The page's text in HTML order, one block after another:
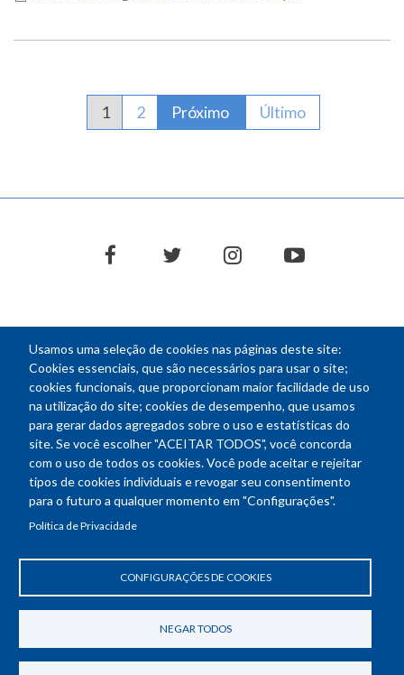
Usamos uma seleção de cookies nas páginas deste site:
Cookies essenciais, que são necessários para usar o site;
cookies funcionais, que proporcionam maior facilidade de uso
na utilização do site; cookies de desempenho, que usamos
para gerar dados agregados sobre o uso e estatísticas do
site. Se você escolher "ACEITAR TODOS", você concorda
com o uso de todos os cookies. Você pode aceitar e rejeitar
tipos de cookies individuais e revogar seu consentimento
para o futuro a qualquer momento em "Configurações".
Política de Privacidade
CONFIGURAÇÕES DE COOKIES
NEGAR TODOS
Página atual
1 Página
2 Próxima página
Próximo Última página
Último
facebooktwitter instagramyoutube
NEWSLETTER
Endereço: SEPN 508, Bloco A
70740-541 - Brasília-DF
Horário de funcionamento: das 8h30 às 18h30
Política de Privacidade
Revogar consentimento de cookies